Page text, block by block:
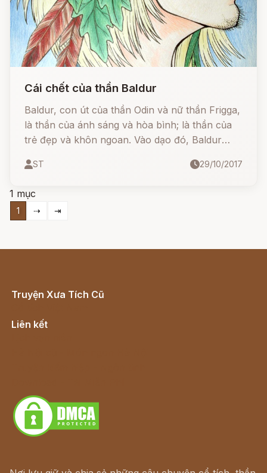
Cái chết của thần Baldur
Baldur, con út của thần Odin và nữ thần Frigga,
là thần của ánh sáng và hòa bình; là thần của
trẻ đẹp và khôn ngoan. Vào dạo đó, Baldur
những ác mộng dị kỳ. Thoạt Baldur bỗng thấy
và cả thiên đình Asgard chìm trong đêm tối.
ST 29/10/2017
1 mục
1 ⇢ ⇥
Truyện Xưa Tích Cũ
Liên kết